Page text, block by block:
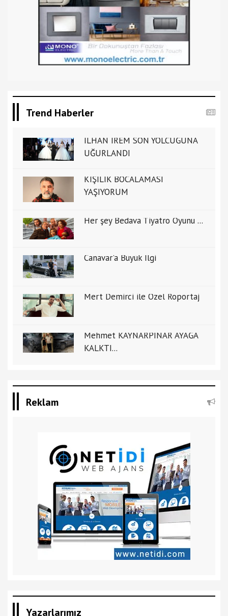
Trend Haberler
İLHAN İREM SON YOLCUĞUNA
UĞURLANDI
KİŞİLİK BOCALAMASI
YAŞIYORUM
Her şey Bedava Tiyatro Oyunu ...
Canavar'a Büyük İlgi
Mert Demirci ile Özel Ropörtaj
Mehmet KAYNARPINAR AYAĞA
KALKTI...
Reklam
Yazarlarımız